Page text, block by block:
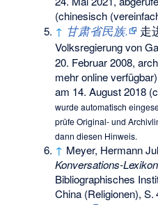
(chinesisch
↑ 甘肃省民族. 走
Volksregierung von
20. Februar 2008,
mehr online
am 14. August 2018
wurde automatisch
prüfe Original- und
dann diesen Hinweis.
↑ Meyer, Hermann
Konversations-Lexikon
Bibliographisches
China (Religionen),S.